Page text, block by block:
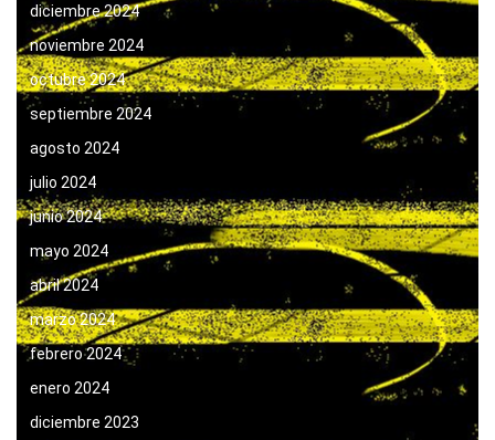
diciembre 2024
noviembre 2024
octubre 2024
septiembre 2024
agosto 2024
julio 2024
junio 2024
mayo 2024
abril 2024
marzo 2024
febrero 2024
enero 2024
diciembre 2023